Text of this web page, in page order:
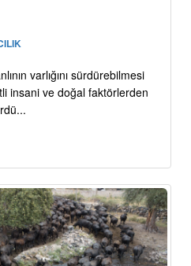
varlığını sürdürebilmesi
insani ve doğal faktörlerden